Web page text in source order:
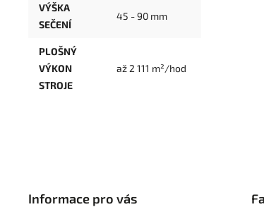
VÝŠKA
SEČENÍ
45 - 90 mm
PLOŠNÝ
VÝKON
STROJE
až 2 111 m²/hod
Informace pro vás